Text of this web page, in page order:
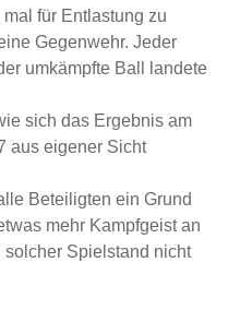
für Entlastung zu
Gegenwehr. Jeder
umkämpfte Ball landete
sich das Ergebnis am
aus eigener Sicht
Beteiligten ein Grund
mehr Kampfgeist an
solcher Spielstand nicht